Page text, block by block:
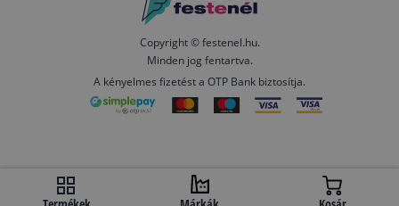
Copyright © festenel.hu.
Minden jog fentartva.
A kényelmes fizetést a OTP Bank biztosítja.